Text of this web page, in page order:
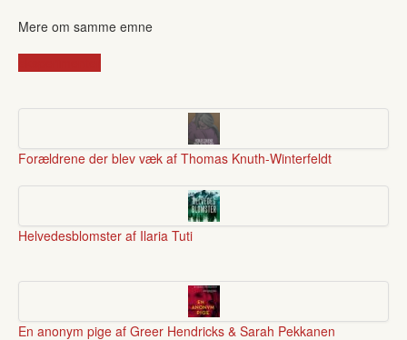
Mere om samme emne
Forældrene der blev væk af Thomas Knuth-Winterfeldt
Helvedesblomster af Ilaria Tuti
En anonym pige af Greer Hendricks & Sarah Pekkanen